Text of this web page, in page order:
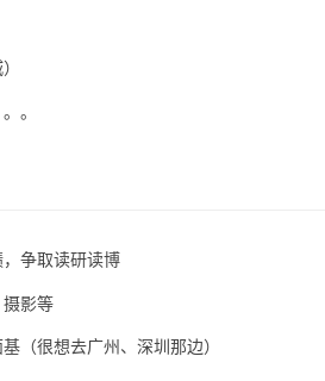
。
争取读研读博
影等
（很想去广州、深圳那边）